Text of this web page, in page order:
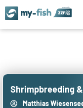
Shrimpbreeding
Matthias